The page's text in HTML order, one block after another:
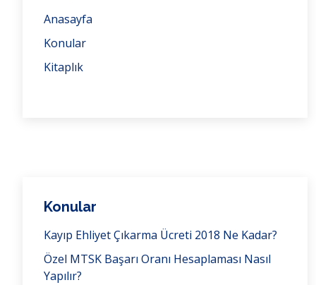
Anasayfa
Konular
Kitaplık
Konular
Kayıp Ehliyet Çıkarma Ücreti 2018 Ne Kadar?
Özel MTSK Başarı Oranı Hesaplaması Nasıl
Yapılır?